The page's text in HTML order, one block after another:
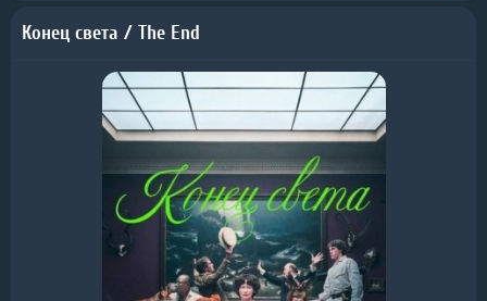
Конец света / The End